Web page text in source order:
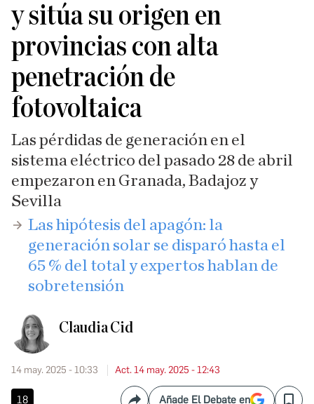
y sitúa su origen en
provincias con alta
penetración de
fotovoltaica
Las pérdidas de generación en el
sistema eléctrico del pasado 28 de abril
empezaron en Granada, Badajoz y
Sevilla
​Las hipótesis del apagón: la
generación solar se disparó hasta el
65 % del total y expertos hablan de
sobretensión
Claudia Cid
14 may. 2025 - 10:33 Act. 14 may. 2025 - 12:43
18 Añade El Debate en